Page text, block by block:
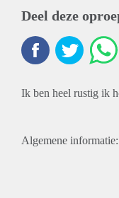
Deel deze
Ik ben heel rustig ik
Algemene informatie: